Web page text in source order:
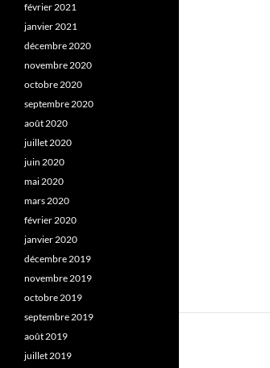
février 2021
janvier 2021
décembre 2020
novembre 2020
octobre 2020
septembre 2020
août 2020
juillet 2020
juin 2020
mai 2020
mars 2020
février 2020
janvier 2020
décembre 2019
novembre 2019
octobre 2019
septembre 2019
août 2019
juillet 2019